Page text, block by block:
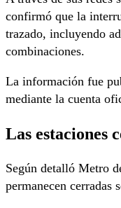
confirmó que la
trazado, incluyendo
combinaciones.
La información fue
mediante la cuenta
Las estaciones
Según detalló Metro
permanecen cerradas